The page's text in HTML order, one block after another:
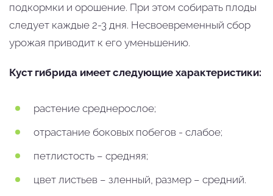
подкормки и орошение. При этом собирать плоды
следует каждые 2-3 дня. Несвоевременный сбор
урожая приводит к его уменьшению.
Куст гибрида имеет следующие характеристики:
растение среднерослое;
отрастание боковых побегов - слабое;
петлистость – средняя;
цвет листьев – зленный, размер – средний.